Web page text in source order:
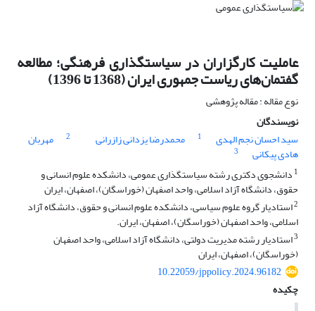
عاملیت کارگزاران در سیاستگذاری فرهنگی؛ مطالعه
گفتمان‌های ریاست جمهوری ایران (1368 تا 1396)
نوع مقاله : مقاله پژوهشی
نویسندگان
سید احسان نجم الهدی
1 محمدرضا یزدانی زازرانی 2 مهربان
هادی پیکانی
3
1 دانشجوی دکتری رشته سیاستگذاری عمومی، دانشکده علوم انسانی و
حقوق، دانشگاه آزاد اسلامی، واحد اصفهان (خوراسگان)، اصفهان، ایران
2استادیار گروه علوم سیاسی، دانشکده علوم انسانی و حقوق، دانشگاه آزاد
اسلامی، واحد اصفهان (خوراسگان)، اصفهان، ایران.
3استادیار رشته مدیریت دولتی، دانشگاه آزاد اسلامی، واحد اصفهان
(خوراسگان)، اصفهان، ایران
10.22059/jppolicy.2024.96182
چکیده